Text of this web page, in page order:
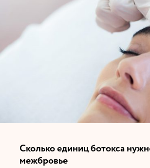
Сколько единиц ботокса
межбровье